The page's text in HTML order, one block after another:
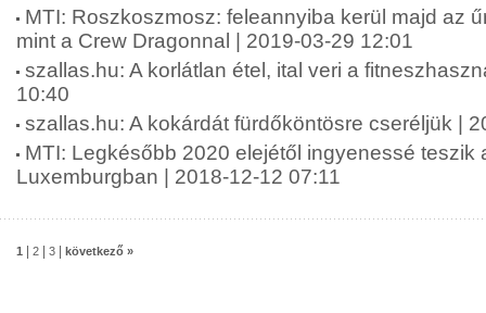
MTI: Roszkoszmosz: feleannyiba kerül majd az
mint a Crew Dragonnal | 2019-03-29 12:01
szallas.hu: A korlátlan étel, ital veri a
10:40
szallas.hu: A kokárdát fürdőköntösre cseréljük |
MTI: Legkésőbb 2020 elejétől ingyenessé teszik
Luxemburgban | 2018-12-12 07:11
1 2 3 következő »